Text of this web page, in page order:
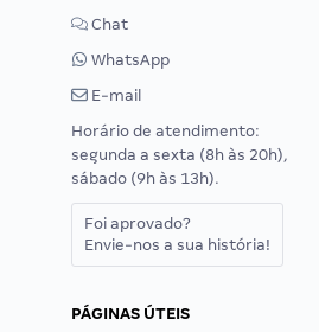
Chat
WhatsApp
E-mail
Horário de atendimento:
segunda a sexta (8h às 20h),
sábado (9h às 13h).
Foi aprovado?
Envie-nos a sua história!
PÁGINAS ÚTEIS